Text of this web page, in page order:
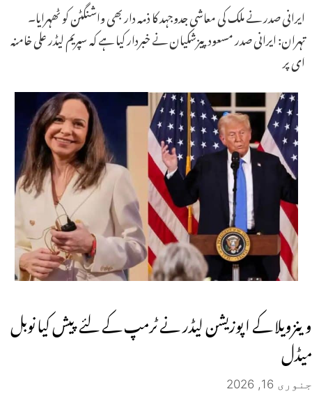
ایرانی صدر نے ملک کی معاشی جدوجہد کا ذمہ دار بھی واشنگٹن کو ٹھہرایا۔
تہران: ایرانی صدر مسعود پیزشکیان نے خبردار کیا ہے کہ سپریم لیڈر علی خامنہ
ای پر
وینزویلا کے اپوزیشن لیڈر نے ٹرمپ کے لئے پیش کیا نوبل
میڈل
جنوری 16, 2026